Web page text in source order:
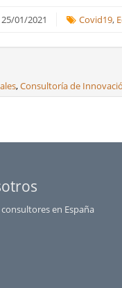
25/01/2021 Covid19,
,Consultoría de
en España